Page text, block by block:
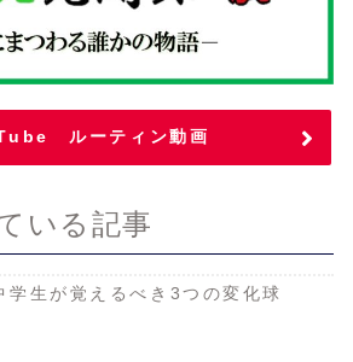
ルーティン動画
いる記事
学生が覚えるべき3つの変化球